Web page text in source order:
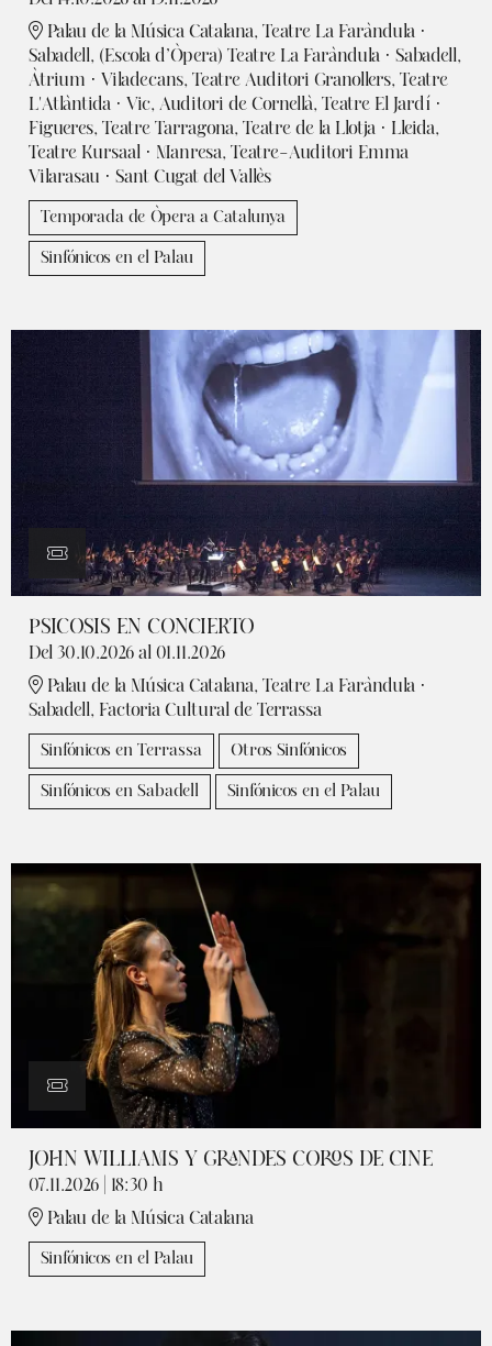
Palau de la Música Catalana, Teatre La Faràndula ·
Sabadell, (Escola d’Òpera) Teatre La Faràndula · Sabadell,
Àtrium · Viladecans, Teatre Auditori Granollers, Teatre
L'Atlàntida · Vic, Auditori de Cornellà, Teatre El Jardí ·
Figueres, Teatre Tarragona, Teatre de la Llotja · Lleida,
Teatre Kursaal · Manresa, Teatre-Auditori Emma
Vilarasau · Sant Cugat del Vallès
Temporada de Òpera a Catalunya
Sinfónicos en el Palau
PSICOSIS EN CONCIERTO
Del 30.10.2026 al 01.11.2026
Palau de la Música Catalana, Teatre La Faràndula ·
Sabadell, Factoria Cultural de Terrassa
Sinfónicos en Terrassa Otros Sinfónicos
Sinfónicos en Sabadell Sinfónicos en el Palau
JOHN WILLIAMS Y GRANDES COROS DE CINE
07.11.2026
18:30 h
Palau de la Música Catalana
Sinfónicos en el Palau